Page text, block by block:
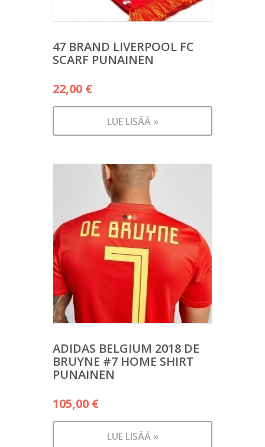
47 BRAND LIVERPOOL FC
SCARF PUNAINEN
22,00 €
LUE LISÄÄ »
ADIDAS BELGIUM 2018 DE
BRUYNE #7 HOME SHIRT
PUNAINEN
105,00 €
LUE LISÄÄ »